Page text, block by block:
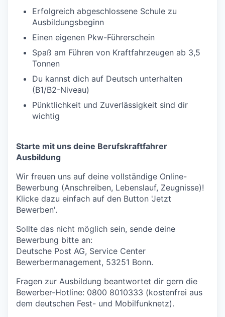
Erfolgreich abgeschlossene Schule zu
Ausbildungsbeginn
Einen eigenen Pkw-Führerschein
Spaß am Führen von Kraftfahrzeugen ab 3,5
Tonnen
Du kannst dich auf Deutsch unterhalten
(B1/B2-Niveau)
Pünktlichkeit und Zuverlässigkeit sind dir
wichtig
Starte mit uns deine Berufskraftfahrer
Ausbildung
Wir freuen uns auf deine vollständige Online-
Bewerbung (Anschreiben, Lebenslauf, Zeugnisse)!
Klicke dazu einfach auf den Button 'Jetzt
Bewerben'.
Sollte das nicht möglich sein, sende deine
Bewerbung bitte an:
Deutsche Post AG, Service Center
Bewerbermanagement, 53251 Bonn.
Fragen zur Ausbildung beantwortet dir gern die
Bewerber-Hotline: 0800 8010333 (kostenfrei aus
dem deutschen Fest- und Mobilfunknetz).